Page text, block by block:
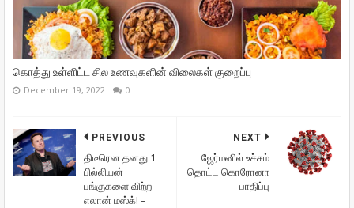
கொத்து உள்ளிட்ட சில உணவுகளின் விலைகள் குறைப்பு
December 19, 2022 0
NEXT
ஜேர்மனில் உச்சம்
தொட்ட கொரோனா
பாதிப்பு
PREVIOUS
திடீரென தனது 1
பில்லியன்
பங்குகளை விற்ற
எலான் மஸ்க்! –